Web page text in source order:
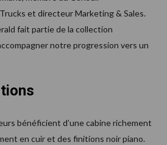
et directeur Marketing & Sales.
fait partie de la collection
notre progression vers un
bénéficient d’une cabine richement
en cuir et des finitions noir piano.